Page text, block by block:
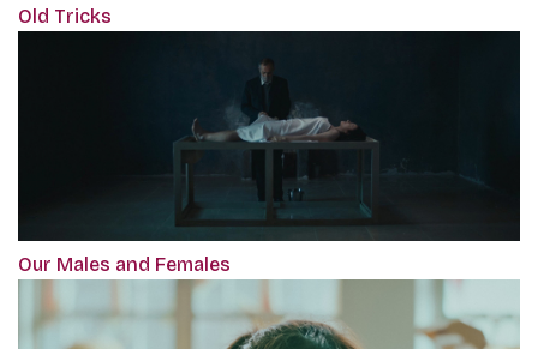
Old Tricks
Our Males and Females